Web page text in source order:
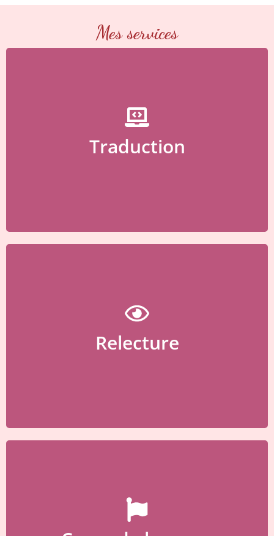
Mes services
Traduction
Besoin d’une traduction ?
Relecture
Relecture de vos documents
Tentez par un Kaffe / Kuchen ?